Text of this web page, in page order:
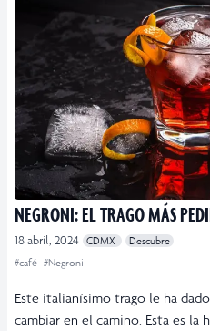
NEGRONI: EL TRAGO MÁS
18 abril, 2024 CDMX
Descubre
#café #Negroni
Este italianísimo trago le ha
cambiar en el camino. Esta es la